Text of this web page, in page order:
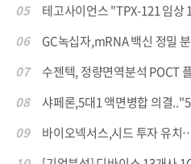
05
테고사이언스 "TPX-121 임상
06
GC녹십자,mRNA 백신 정밀
07
수젠텍, 정량면역분석 POCT
08
샤페론,5대1 액면병합 의결
09
바이오넥서스,시드 투자 유치